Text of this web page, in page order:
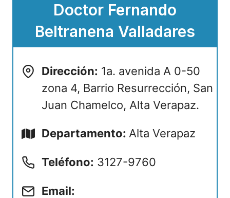
Doctor Fernando
Beltranena Valladares
Dirección: 1a. avenida A 0-50
zona 4, Barrio Resurrección, San
Juan Chamelco, Alta Verapaz.
Departamento: Alta Verapaz
Teléfono: 3127-9760
Email: